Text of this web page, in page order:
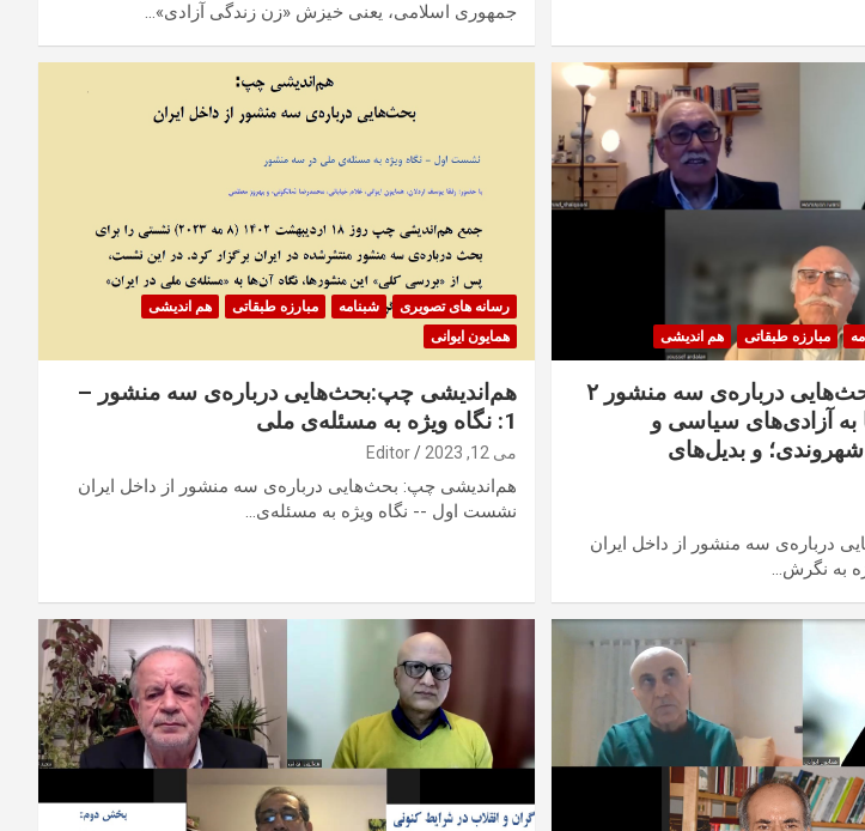
جمهوری اسلامی، یعنی خیزش «زن زندگی آزادی»…
مبارزه طبقاتی هم اندیشی
هم‌اندیشی چپ: بحث‌هایی درباره‌ی سه منشور ۲
آزادی‌های سیاسی‌ و
و بدیل‌های
درباره‌ی سه منشور از داخل ایران
به نگرش…
رسانه های تصویری شبنامه مبارزه طبقاتی
هم اندیشی
همایون ایوانی
هم‌اندیشی چپ:بحث‌هایی درباره‌ی سه منشور –
1: نگاه ویژه به مسئله‌ی ملی
می 12, 2023 Editor
هم‌اندیشی چپ: بحث‌هایی درباره‌ی سه منشور از داخل ایران
نشست اول -- نگاه ویژه به مسئله‌ی…